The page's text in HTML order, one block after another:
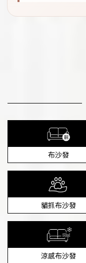
布沙發
貓抓布沙發
涼感布沙發